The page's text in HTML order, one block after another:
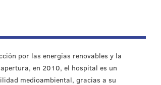
por las energías renovables y la
en 2010, el hospital es un
medioambiental, gracias a su